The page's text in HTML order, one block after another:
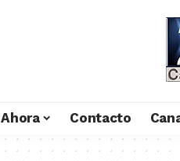
Ahora Contacto